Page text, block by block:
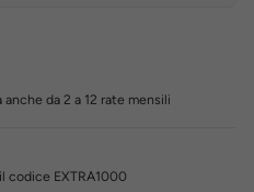
da 2 a 12 rate mensili
codice EXTRA1000